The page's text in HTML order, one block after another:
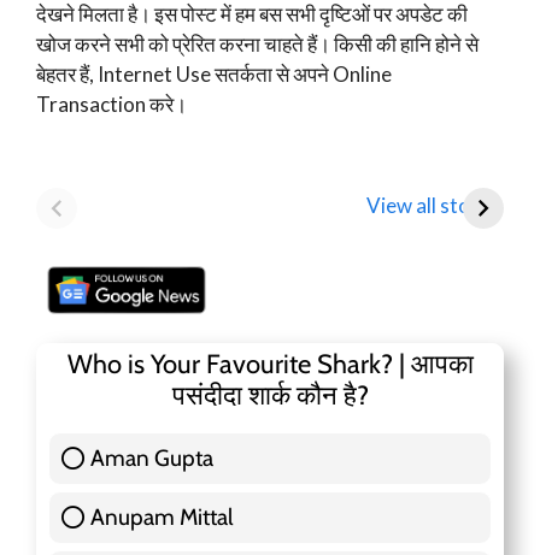
देखने मिलता है। इस पोस्ट में हम बस सभी दृष्टिओं पर अपडेट की
खोज करने सभी को प्रेरित करना चाहते हैं। किसी की हानि होने से
बेहतर हैं, Internet Use सतर्कता से अपने Online
Transaction करे।
View all stories
Parent Honasa
Shares Fall Below
Who is Your Favourite Shark? | आपका
पसंदीदा शार्क कौन है?
Aman Gupta
Anupam Mittal